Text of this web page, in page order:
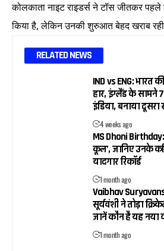
कोलकाता नाइट राइडर्स ने टॉस जीतकर
किया है, लेकिन उनकी शुरुआत बेहद खराब
RELATED NEWS
IND vs ENG: भारत
हार, इंग्लैंड के सामने
इंडिया, बनाया
4 weeks ago
MS Dhoni
कूल’, जानिए उनके
यादगार रिकॉर्ड
1 month ago
Vaibhav
सूर्यवंशी ने तोड़ा
जानें कौन है यह नया
1 month ago